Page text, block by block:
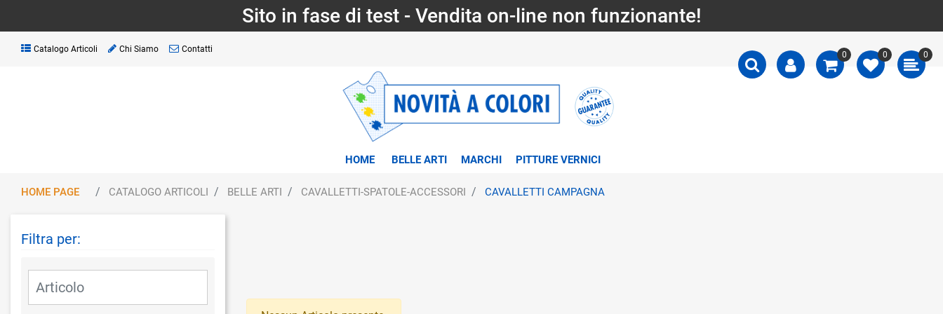
Sito in fase di test - Vendita on-line non funzionante!
Catalogo Articoli Chi Siamo Contatti
0 0 0
HOME BELLE ARTI MARCHI PITTURE VERNICI
HOME PAGE CATALOGO ARTICOLI BELLE ARTI CAVALLETTI-SPATOLE-ACCESSORI CAVALLETTI CAMPAGNA
Filtra per: